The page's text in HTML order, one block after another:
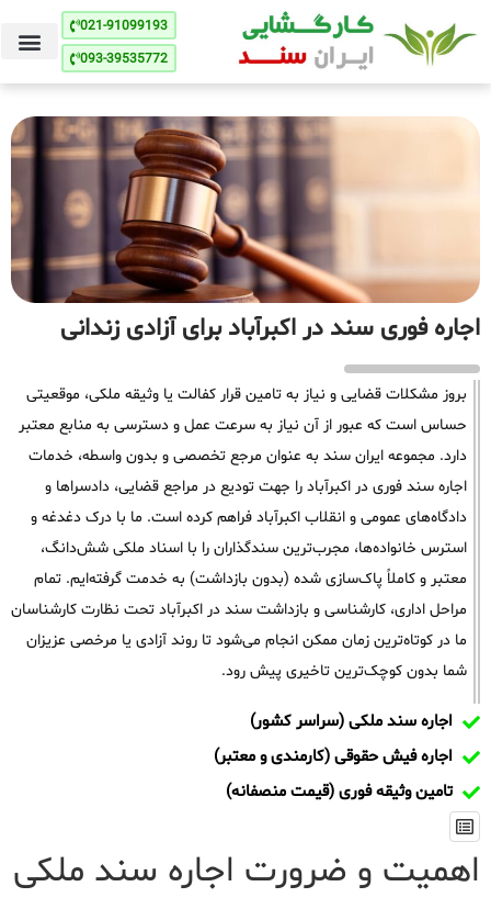
021-91099193
093-39535772
اجاره فوری سند در اکبرآباد برای آزادی زندانی
بروز مشکلات قضایی و نیاز به تامین قرار کفالت یا وثیقه ملکی، موقعیتی
حساس است که عبور از آن نیاز به سرعت عمل و دسترسی به منابع معتبر
دارد. مجموعه ایران سند به عنوان مرجع تخصصی و بدون واسطه، خدمات
اجاره سند فوری در اکبرآباد را جهت تودیع در مراجع قضایی، دادسراها و
دادگاه‌های عمومی و انقلاب اکبرآباد فراهم کرده است. ما با درک دغدغه و
استرس خانواده‌ها، مجرب‌ترین سندگذاران را با اسناد ملکی شش‌دانگ،
معتبر و کاملاً پاک‌سازی شده (بدون بازداشت) به خدمت گرفته‌ایم. تمام
مراحل اداری، کارشناسی و بازداشت سند در اکبرآباد تحت نظارت کارشناسان
ما در کوتاه‌ترین زمان ممکن انجام می‌شود تا روند آزادی یا مرخصی عزیزان
شما بدون کوچک‌ترین تاخیری پیش رود.
اجاره سند ملکی (سراسر کشور)
اجاره فیش حقوقی (کارمندی و معتبر)
تامین وثیقه فوری (قیمت منصفانه)
اهمیت و ضرورت اجاره سند ملکی